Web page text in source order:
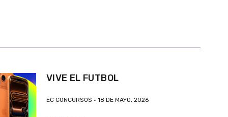
VIVE EL FUTBOL
EC CONCURSOS 18 DE MAYO, 2026